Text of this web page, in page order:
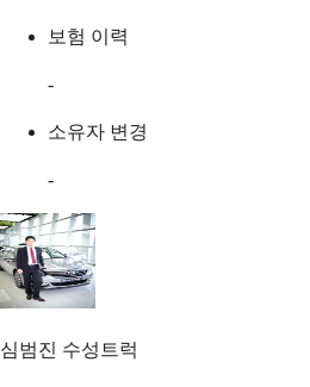
보험 이력
-
소유자 변경
-
심범진 수성트럭